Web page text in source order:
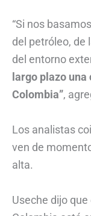
“Si nos
del petróleo, de
del entorno
largo plazo
Colombia”,
Los analistas
ven de
alta.
Useche dijo